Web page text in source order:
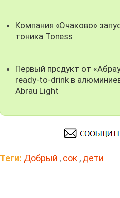
Компания «Очаково»
тоника Toness
Первый продукт от
ready-to-drink в
Abrau Light
Теги: Добрый , сок , дети